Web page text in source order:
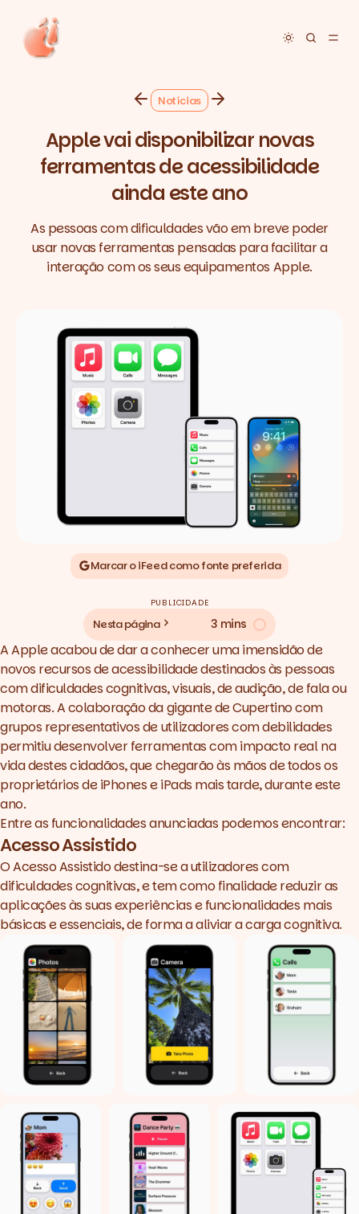
Toggle
Notícias
Apple vai disponibilizar novas
ferramentas de acessibilidade
ainda este ano
As pessoas com dificuldades vão em breve poder
usar novas ferramentas pensadas para facilitar a
interação com os seus equipamentos Apple.
Marcar o iFeed como fonte preferida
PUBLICIDADE
Nesta página 3 mins
A Apple acabou de dar a conhecer uma imensidão de
novos recursos de acessibilidade destinados às pessoas
com dificuldades cognitivas, visuais, de audição, de fala ou
motoras. A colaboração da gigante de Cupertino com
grupos representativos de utilizadores com debilidades
permitiu desenvolver ferramentas com impacto real na
vida destes cidadãos, que chegarão às mãos de todos os
proprietários de iPhones e iPads mais tarde, durante este
ano.
Entre as funcionalidades anunciadas podemos encontrar:
Acesso Assistido
O Acesso Assistido destina-se a utilizadores com
dificuldades cognitivas, e tem como finalidade reduzir as
aplicações às suas experiências e funcionalidades mais
básicas e essenciais, de forma a aliviar a carga cognitiva.